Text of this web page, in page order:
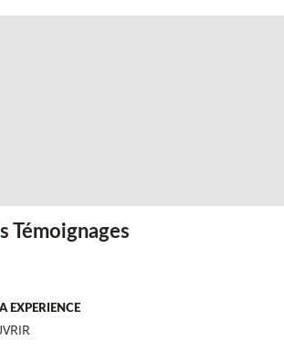
Témoignages
EXPERIENCE